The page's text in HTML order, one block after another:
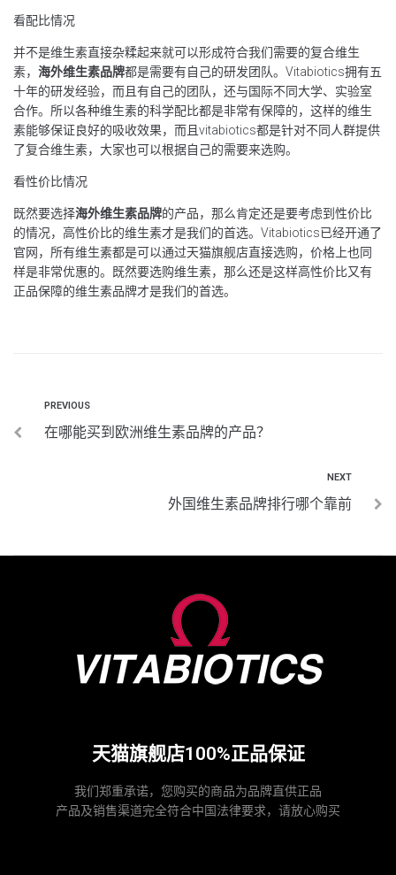
看配比情况
并不是维生素直接杂糅起来就可以形成符合我们需要的复合维生
素， 海外维生素品牌都是需要有自己的研发团队。Vitabiotics拥有五
十年的研发经验，而且有自己的团队，还与国际不同大学、实验室
合作。所以各种维生素的科学配比都是非常有保障的，这样的维生
素能够保证良好的吸收效果，而且vitabiotics都是针对不同人群提供
了复合维生素，大家也可以根据自己的需要来选购。
看性价比情况
既然要选择海外维生素品牌的产品，那么肯定还是要考虑到性价比
的情况，高性价比的维生素才是我们的首选。Vitabiotics已经开通了
官网，所有维生素都是可以通过天猫旗舰店直接选购，价格上也同
样是非常优惠的。既然要选购维生素，那么还是这样高性价比又有
正品保障的维生素品牌才是我们的首选。
PREVIOUS
在哪能买到欧洲维生素品牌的产品？
NEXT
外国维生素品牌排行哪个靠前
天猫旗舰店100%正品保证
我们郑重承诺，您购买的商品为品牌直供正品
产品及销售渠道完全符合中国法律要求，请放心购买